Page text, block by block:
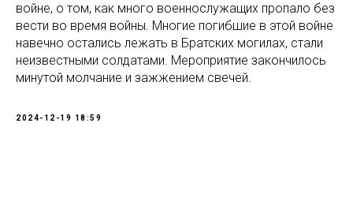
войне, о том, как много военнослужащих пропало без
вести во время войны. Многие погибшие в этой войне
навечно остались лежать в Братских могилах, стали
неизвестными солдатами. Мероприятие закончилось
минутой молчание и зажжением свечей.
2024-12-19 18:59